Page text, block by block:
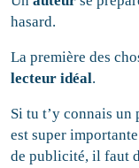
hasard.
La première des
lecteur idéal.
Si tu t’y connais un
est super
de publicité, il faut